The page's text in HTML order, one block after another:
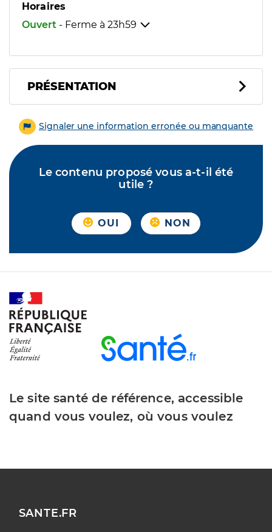
Horaires
Ouvert - Ferme à 23h59
PRÉSENTATION
Signaler une information erronée ou manquante
Le contenu proposé vous a-t-il été
utile ?
OUI NON
Le site santé de référence, accessible
quand vous voulez, où vous voulez
SANTE.FR